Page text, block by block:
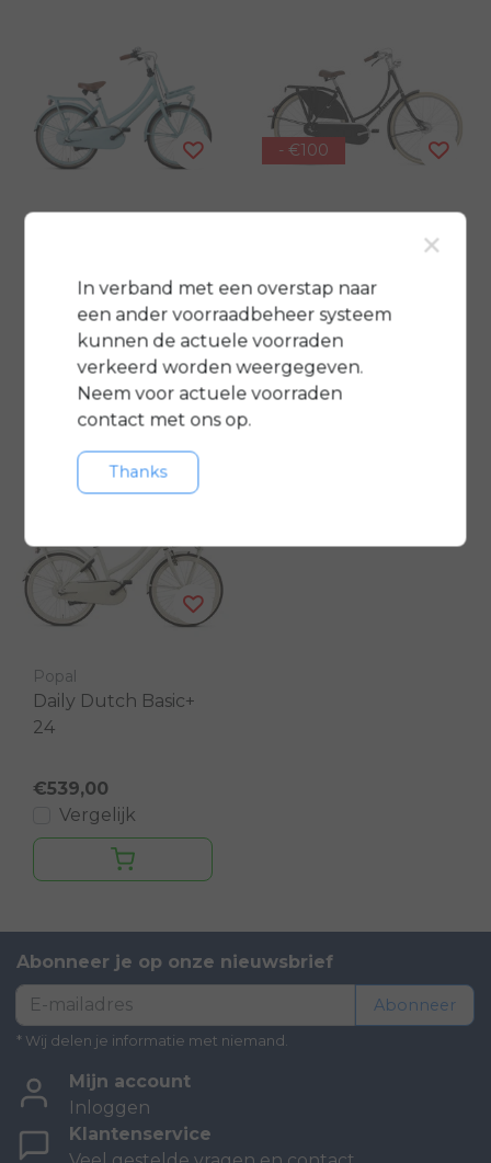
€529,00
Vergelijk
- €100
€699,00
Vergelijk
Popal
Daily Dutch Basic+
24
€539,00
Vergelijk
Abonneer je op onze nieuwsbrief
Abonneer
* Wij delen je informatie met niemand.
Mijn account
Inloggen
Klantenservice
×
In verband met een overstap naar
een ander voorraadbeheer systeem
kunnen de actuele voorraden
verkeerd worden weergegeven.
Neem voor actuele voorraden
contact met ons op.
Thanks